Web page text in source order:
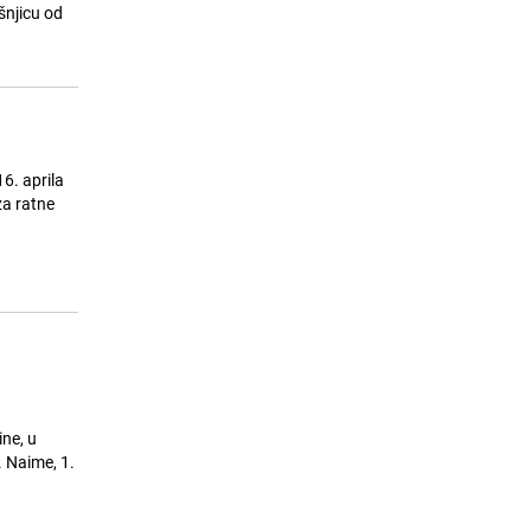
od
aprila
ratne
u
1.